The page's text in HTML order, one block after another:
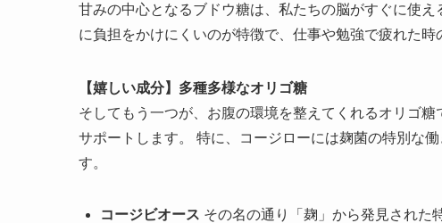
甘みの中心となるブドウ糖は、私たちの脳がすぐに使
に負担をかけにくいのが特徴で、仕事や勉強で疲れた時
【嬉しい成分】多種多様なオリゴ糖
そしてもう一つが、お腹の環境を整えてくれるオリゴ
サポートします。 特に、コージローには麹菌の特別な
す。
コージビオース その名の通り「麹」から発見された